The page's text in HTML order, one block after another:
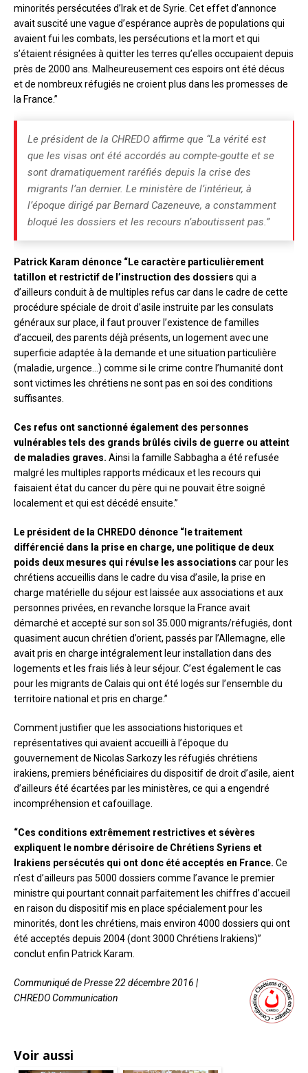
minorités persécutées d’Irak et de Syrie. Cet effet d’annonce
avait suscité une vague d’espérance auprès de populations qui
avaient fui les combats, les persécutions et la mort et qui
s’étaient résignées à quitter les terres qu’elles occupaient depuis
près de 2000 ans. Malheureusement ces espoirs ont été décus
et de nombreux réfugiés ne croient plus dans les promesses de
la France.”
Le président de la CHREDO affirme que “La vérité est
que les visas ont été accordés au compte-goutte et se
sont dramatiquement raréfiés depuis la crise des
migrants l’an dernier. Le ministère de l’intérieur, à
l’époque dirigé par Bernard Cazeneuve, a constamment
bloqué les dossiers et les recours n’aboutissent pas.”
Patrick Karam dénonce “Le caractère particulièrement
tatillon et restrictif de l’instruction des dossiers qui a
d’ailleurs conduit à de multiples refus car dans le cadre de cette
procédure spéciale de droit d’asile instruite par les consulats
généraux sur place, il faut prouver l’existence de familles
d’accueil, des parents déjà présents, un logement avec une
superficie adaptée à la demande et une situation particulière
(maladie, urgence…) comme si le crime contre l’humanité dont
sont victimes les chrétiens ne sont pas en soi des conditions
suffisantes.
Ces refus ont sanctionné également des personnes
vulnérables tels des grands brûlés civils de guerre ou atteint
de maladies graves. Ainsi la famille Sabbagha a été refusée
malgré les multiples rapports médicaux et les recours qui
faisaient état du cancer du père qui ne pouvait être soigné
localement et qui est décédé ensuite.”
Le président de la CHREDO dénonce “le traitement
différencié dans la prise en charge, une politique de deux
poids deux mesures qui révulse les associations car pour les
chrétiens accueillis dans le cadre du visa d’asile, la prise en
charge matérielle du séjour est laissée aux associations et aux
personnes privées, en revanche lorsque la France avait
démarché et accepté sur son sol 35.000 migrants/réfugiés, dont
quasiment aucun chrétien d’orient, passés par l’Allemagne, elle
avait pris en charge intégralement leur installation dans des
logements et les frais liés à leur séjour. C’est également le cas
pour les migrants de Calais qui ont été logés sur l’ensemble du
territoire national et pris en charge.”
Comment justifier que les associations historiques et
représentatives qui avaient accueilli à l’époque du
gouvernement de Nicolas Sarkozy les réfugiés chrétiens
irakiens, premiers bénéficiaires du dispositif de droit d’asile, aient
d’ailleurs été écartées par les ministères, ce qui a engendré
incompréhension et cafouillage.
“Ces conditions extrêmement restrictives et sévères
expliquent le nombre dérisoire de Chrétiens Syriens et
Irakiens persécutés qui ont donc été acceptés en France. Ce
n’est d’ailleurs pas 5000 dossiers comme l’avance le premier
ministre qui pourtant connait parfaitement les chiffres d’accueil
en raison du dispositif mis en place spécialement pour les
minorités, dont les chrétiens, mais environ 4000 dossiers qui ont
été acceptés depuis 2004 (dont 3000 Chrétiens Irakiens)”
conclut enfin Patrick Karam.
Communiqué de Presse 22 décembre 2016 |
CHREDO Communication
Voir aussi